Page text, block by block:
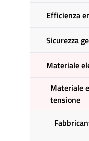
Efficienza
Sicurezza
Materiale
Materiale
tensione